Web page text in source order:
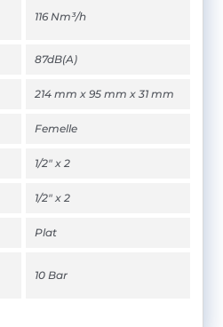
116 Nm³/h
87dB(A)
214 mm x 95 mm x 31 mm
Femelle
1/2" x 2
1/2" x 2
Plat
10 Bar